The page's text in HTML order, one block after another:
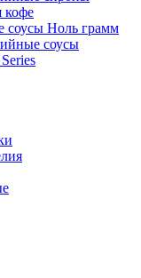
кофе
соусы Ноль грамм
соусы